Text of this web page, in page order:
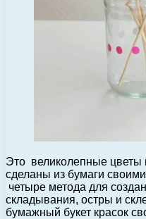
Это великолепные
сделаны из бумаги
четыре метода для
складывания, остры и
бумажный букет красок